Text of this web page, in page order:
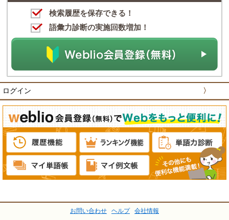
検索履歴を保存できる！
語彙力診断の実施回数増加！
ログイン 〉
お問い合わせ ヘルプ 会社情報